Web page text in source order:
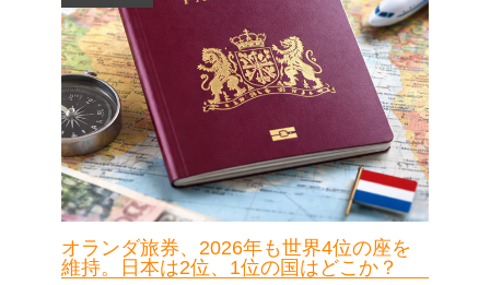
オランダ旅券、2026年も世界4位の座を
維持。日本は2位、1位の国はどこか？